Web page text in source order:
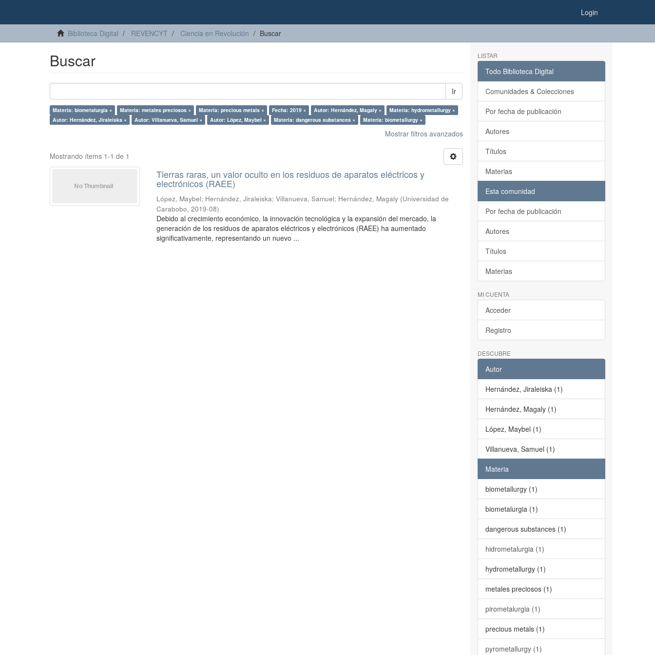
Login
Biblioteca Digital REVENCYT Ciencia en Revolución Buscar
Buscar
Ir
Materia: biometalurgia × Materia: metales preciosos × Materia: precious metals × Fecha: 2019 × Autor: Hernández, Magaly ×
Materia: hydrometallurgy ×
Autor: Hernández, Jiraleiska ×
Autor: Villanueva, Samuel × Autor: López, Maybel × Materia: dangerous substances × Materia: biometallurgy ×
Mostrar filtros avanzados
Mostrando ítems 1-1 de 1
Tierras raras, un valor oculto en los residuos de aparatos eléctricos y
electrónicos (RAEE)
López, Maybel; Hernández, Jiraleiska;Villanueva, Samuel; Hernández, Magaly (Universidad de
Carabobo,2019-08)
Debido al crecimiento económico, la innovación tecnológica y la expansión del mercado, la
generación de los residuos de aparatos eléctricos y electrónicos (RAEE) ha aumentado
significativamente, representando un nuevo ...
LISTAR
Todo Biblioteca Digital
Comunidades & Colecciones
Por fecha de publicación
Autores
Títulos
Materias
Esta comunidad
Por fecha de publicación
Autores
Títulos
Materias
MI CUENTA
Acceder
Registro
DESCUBRE
Autor
Hernández, Jiraleiska (1)
Hernández, Magaly (1)
López, Maybel (1)
Villanueva, Samuel (1)
Materia
biometallurgy (1)
biometalurgia (1)
dangerous substances (1)
hidrometalurgia (1)
hydrometallurgy (1)
metales preciosos (1)
pirometalurgia (1)
precious metals (1)
pyrometallurgy (1)